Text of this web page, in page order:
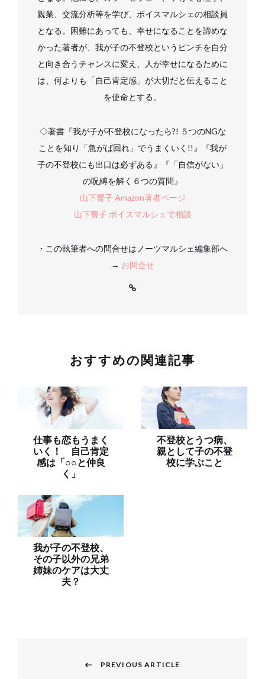
親業、交流分析等を学び、ボイスマルシェの相談員
となる。困難にあっても、幸せになることを諦めな
かった著者が、我が子の不登校というピンチを自分
と向き合うチャンスに変え、人が幸せになるために
は、何よりも「自己肯定感」が大切だと伝えること
を使命とする。
◇著書『我が子が不登校になったら?! ５つのNGな
ことを知り「急がば回れ」でうまくいく!!』『我が
子の不登校にも出口は必ずある』『「自信がない」
の呪縛を解く６つの質問』
山下響子 Amazon著者ページ
山下響子 ボイスマルシェで相談
・この執筆者への問合せはノーツマルシェ編集部へ
→ お問合せ
おすすめの関連記事
仕事も恋もうまく
いく！ 自己肯定
感は「○○と仲良
く」
不登校とうつ病、
親として子の不登
校に学ぶこと
我が子の不登校、
その子以外の兄弟
姉妹のケアは大丈
夫？
PREVIOUS ARTICLE